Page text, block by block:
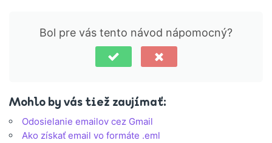
Bol pre vás tento návod nápomocný?
Mohlo by vás tiež zaujímať:
Odosielanie emailov cez Gmail
Ako získať email vo formáte .eml